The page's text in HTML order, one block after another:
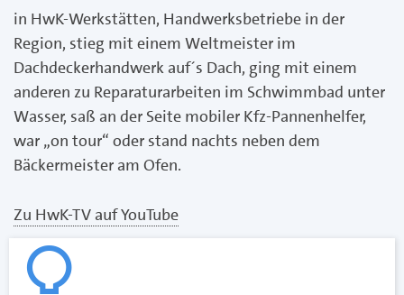
in HwK-Werkstätten, Handwerksbetriebe in der
Region, stieg mit einem Weltmeister im
Dachdeckerhandwerk auf´s Dach, ging mit einem
anderen zu Reparaturarbeiten im Schwimmbad unter
Wasser, saß an der Seite mobiler Kfz-Pannenhelfer,
war „on tour“ oder stand nachts neben dem
Bäckermeister am Ofen.
Zu HwK-TV auf YouTube